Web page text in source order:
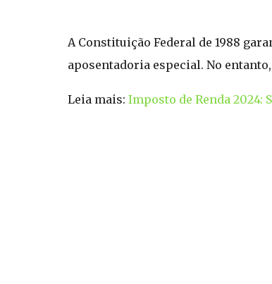
A Constituição Federal de 1988
aposentadoria especial. No
Leia mais: Imposto de Renda 2024: